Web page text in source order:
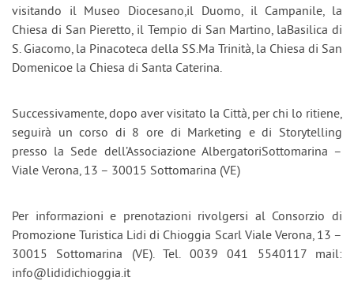
visitando il Museo Diocesano,il Duomo, il Campanile, la
Chiesa di San Pieretto, il Tempio di San Martino, laBasilica di
S. Giacomo, la Pinacoteca della SS.Ma Trinità, la Chiesa di San
Domenicoe la Chiesa di Santa Caterina.
Successivamente, dopo aver visitato la Città, per chi lo ritiene,
seguirà un corso di 8 ore di Marketing e di Storytelling
presso la Sede dell’Associazione AlbergatoriSottomarina –
Viale Verona, 13 – 30015 Sottomarina (VE)
Per informazioni e prenotazioni rivolgersi al Consorzio di
Promozione Turistica Lidi di Chioggia Scarl Viale Verona, 13 –
30015 Sottomarina (VE). Tel. 0039 041 5540117 mail:
info@lididichioggia.it